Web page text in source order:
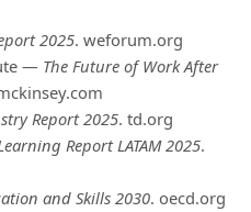
2025. weforum.org
— The Future of Work After
Report 2025. td.org
Report LATAM 2025.
and Skills 2030. oecd.org